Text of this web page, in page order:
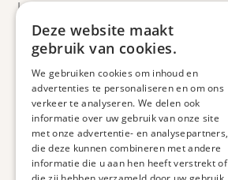
Leveringsinformatie
Retourbeleid
Informatie
Veelgestelde vragen
Duurzaam ondernemen
Contact informatie
Etienne de Pinedaweg 34
Deze website maakt
gebruik van cookies.
We gebruiken cookies om inhoud en
advertenties te personaliseren en om ons
verkeer te analyseren. We delen ook
informatie over uw gebruik van onze site
met onze advertentie- en analysepartners,
die deze kunnen combineren met andere
informatie die u aan hen heeft verstrekt of